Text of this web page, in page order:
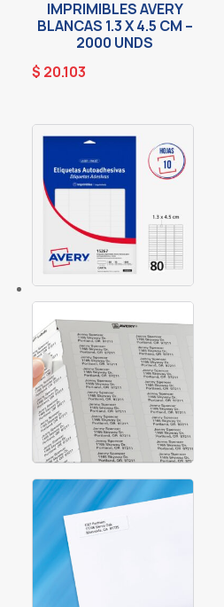
IMPRIMIBLES AVERY
BLANCAS 1.3 X 4.5 CM –
2000 UNDS
$ 20.103